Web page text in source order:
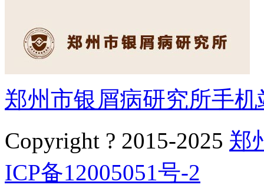
郑州市银屑病研究所手机
Copyright ? 2015-2025 郑
ICP备12005051号-2